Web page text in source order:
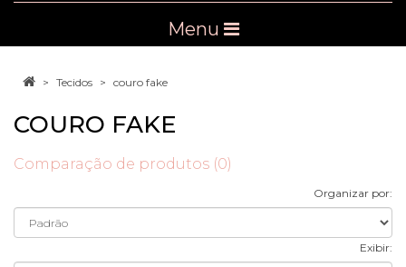
Menu
Tecidos couro fake
COURO FAKE
Comparação de produtos (0)
Organizar por:
Exibir: